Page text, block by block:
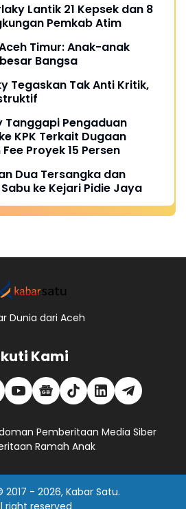
Lantik 21 Kepsek dan 8
Pemkab Atim
Timur: Anak-anak
Bangsa
Tegaskan Tak Anti Kritik,
Tanggapi Pengaduan
KPK Terkait Dugaan
Proyek 15 Persen
Dua Tersangka dan
ke Kejari Pidie Jaya
Dunia dari Aceh
Kami
Pemberitaan Media Siber
Ramah Anak
2017 - 2026, Kabar Satu.
right reserved